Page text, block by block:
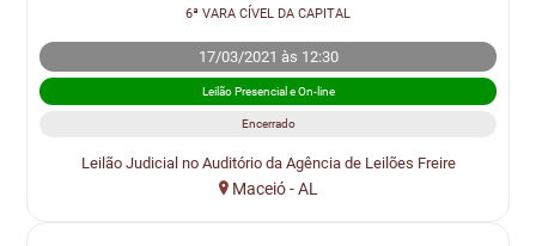
6ª VARA CÍVEL DA CAPITAL
17/03/2021 às 12:30
Leilão Presencial e On-line
Encerrado
Leilão Judicial no Auditório da Agência de Leilões Freire
Maceió - AL